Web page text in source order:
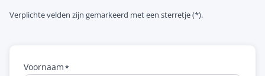
Verplichte velden zijn gemarkeerd met een sterretje (*).
Voornaam